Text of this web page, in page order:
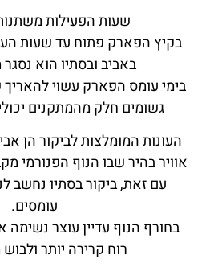
שעות הפעילות
בקיץ הפארק פתוח עד שעות
באביב ובסתיו הוא
בימי עומס הפארק עשוי
גשומים חלק מהמתקנים
העונות המומלצות לביקור הן
אוויר בהיר שבו הנוף הפנורמי
עם זאת, ביקור בסתיו נחשב
עומסים.
בחורף הנוף עדיין עוצר
רוח קרירה יותר